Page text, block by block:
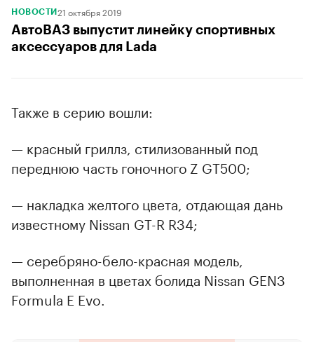
НОВОСТИ 21 октября 2019
АвтоВАЗ выпустит линейку спортивных
аксессуаров для Lada
Также в серию вошли:
— красный гриллз, стилизованный под
переднюю часть гоночного Z GT500;
— накладка желтого цвета, отдающая дань
известному Nissan GT-R R34;
— серебряно-бело-красная модель,
выполненная в цветах болида Nissan GEN3
Formula E Evo.